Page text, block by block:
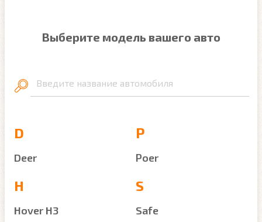
Выберите модель вашего авто
Введите название автомобиля
D
Deer
H
Hover H3
P
Poer
S
Safe